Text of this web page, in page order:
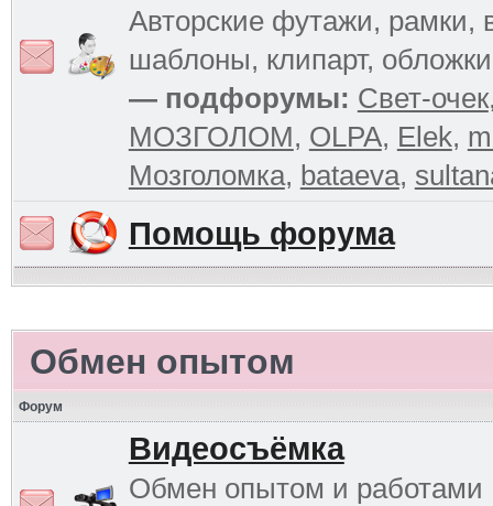
Авторские футажи, рамки,
шаблоны, клипарт,
— подфорумы: Свет-очек
МОЗГОЛОМ, OLPA, Elek,
Мозголомка, bataeva,
Помощь форума
Обмен опытом
Форум
Видеосъёмка
Обмен опытом и работами